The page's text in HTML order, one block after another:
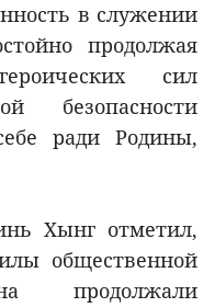
в служении
продолжая
сил
безопасности
ради Родины,
Хынг отметил,
общественной
продолжали